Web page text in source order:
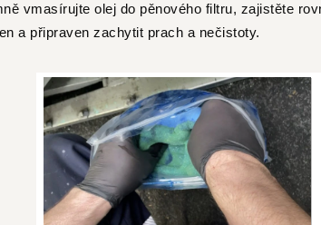
vmasírujte olej do pěnového filtru, zajistěte
a připraven zachytit prach a nečistoty.